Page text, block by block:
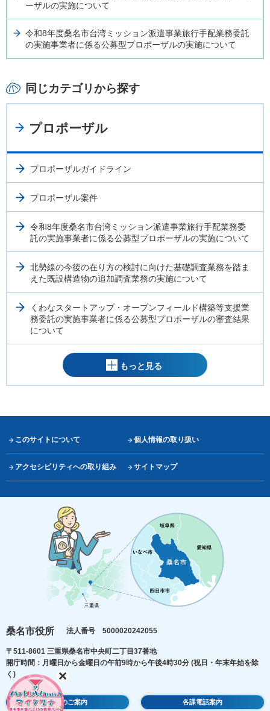
ーザルの実施について
令和8年度桑名市台湾ミッション派遣事業旅行手配業務委託
の実施事業者に係る公募型プロポーザルの実施について
同じカテゴリから探す
プロポーザル
プロポーザルガイドライン
プロポーザル案件
令和8年度桑名市台湾ミッション派遣事業旅行手配業務委
託の実施事業者に係る公募型プロポーザルの実施について
北勢線の今後の在り方の検討に向けた基礎調査業務を踏ま
えた既設構造物の追加調査業務の実施について
くわなスタートアップ・オープンフィールド構築等支援業
務委託の実施事業者に係る公募型プロポーザルの審査結果
について
もっと見る
このサイトについて 個人情報の取り扱い
アクセシビリティへの取り組み サイトマップ
桑名市役所 法人番号 5000020242055
〒511-8601 三重県桑名市中央町二丁目37番地
開庁時間：月曜日から金曜日の午前9時から午後4時30分 (祝日・年末年始を除
く)
庁舎のご案内 各課電話案内